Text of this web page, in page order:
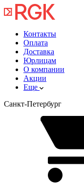
Контакты
Оплата
Доставка
Юрлицам
О компании
Акции
Еще
Санкт-Петербург